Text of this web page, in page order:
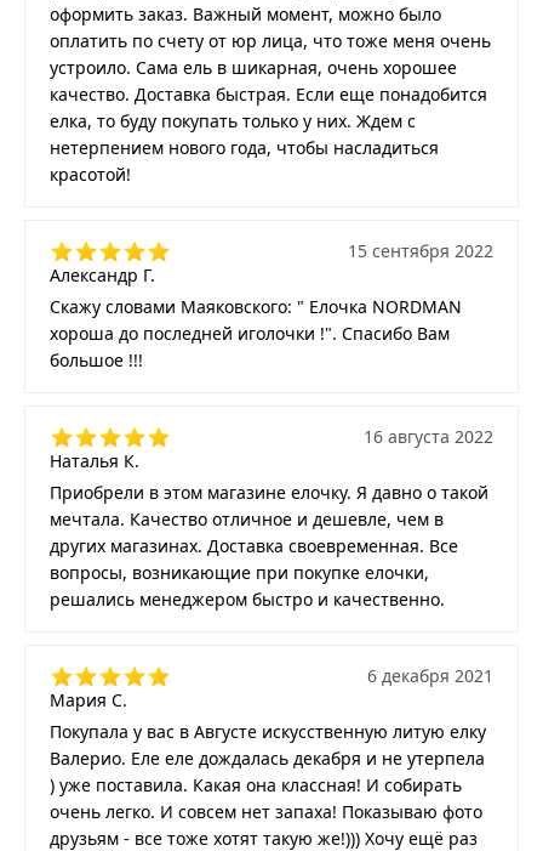
оформить заказ. Важный момент, можно было
оплатить по счету от юр лица, что тоже меня очень
устроило. Сама ель в шикарная, очень хорошее
качество. Доставка быстрая. Если еще понадобится
елка, то буду покупать только у них. Ждем с
нетерпением нового года, чтобы насладиться
красотой!
Александр Г.
15 сентября 2022
Скажу словами Маяковского: " Елочка NORDMAN
хороша до последней иголочки !". Спасибо Вам
большое !!!
Наталья К.
16 августа 2022
Приобрели в этом магазине елочку. Я давно о такой
мечтала. Качество отличное и дешевле, чем в
других магазинах. Доставка своевременная. Все
вопросы, возникающие при покупке елочки,
решались менеджером быстро и качественно.
Мария С.
6 декабря 2021
Покупала у вас в Августе искусственную литую елку
Валерио. Еле еле дождалась декабря и не утерпела
) уже поставила. Какая она классная! И собирать
очень легко. И совсем нет запаха! Показываю фото
друзьям - все тоже хотят такую же!))) Хочу ещё раз